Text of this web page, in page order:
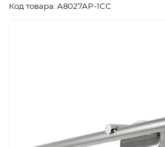
Код товара: A8027AP-1CC